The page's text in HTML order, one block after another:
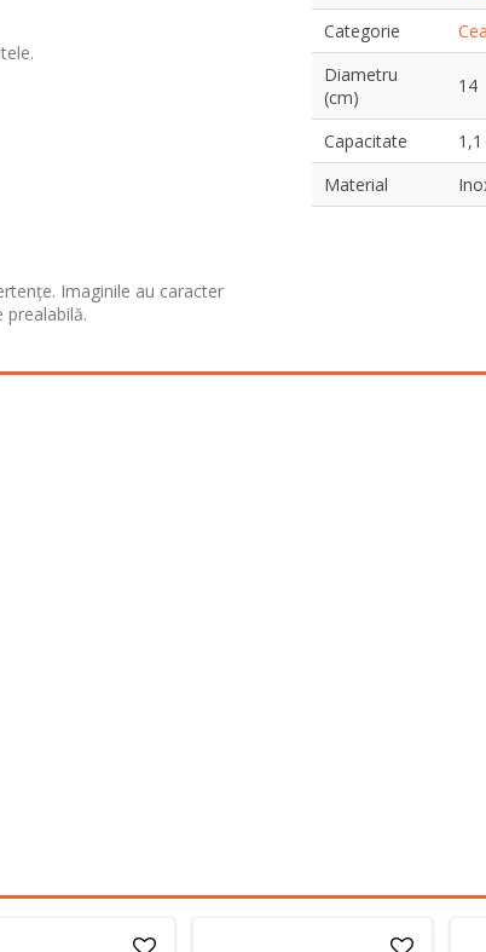
Categorie
Diametru
(cm)
14
Capacitate
Material
Imaginile au caracter